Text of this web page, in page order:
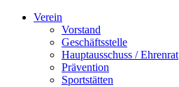
Zum
Verein
Vorstand
Geschäftsstelle
Hauptausschuss / Ehrenrat
Prävention
Sportstätten